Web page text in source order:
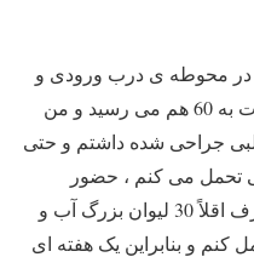
در محوطه ی درب ورودی و
در تابستان 1389، که درجه ی حرارت به 60 هم می رسید و من
جراحی شده داشتم و حتی
تحمل می کنم ، حضور
داشتم. من این گرما را حتی با مصرف اقلاً 30 لیوان بزرگ آب و
کنم و بنابراین یک هفته ای